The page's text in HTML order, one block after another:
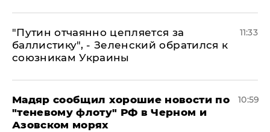
"Путин отчаянно цепляется за
баллистику", - Зеленский обратился к
союзникам Украины
11:33
Мадяр сообщил хорошие новости по
"теневому флоту" РФ в Черном и
Азовском морях
10:59